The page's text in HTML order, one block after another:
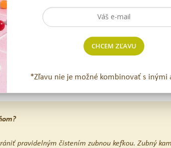
a dôkladná ústna hygiena kľúčová už od
pravidelným čistením zubnou kefkou. Zubný
CHCEM ZĽAVU
*Zľavu nie je možné kombinovať s inými